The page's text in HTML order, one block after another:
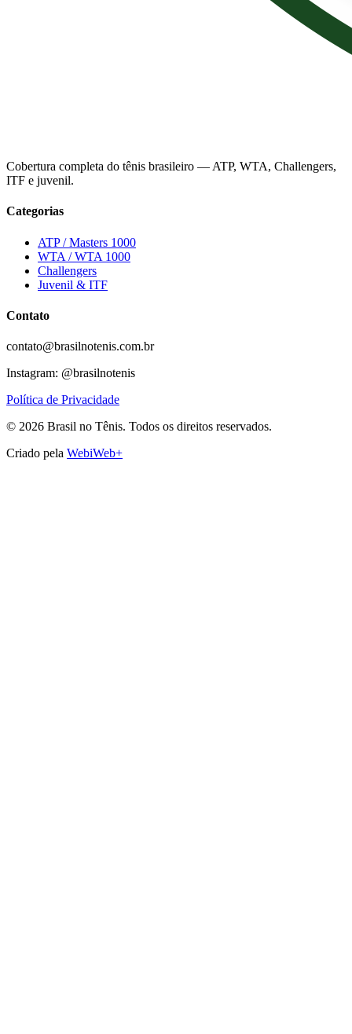
Cobertura completa do tênis brasileiro — ATP, WTA, Challengers,
ITF e juvenil.
Categorias
ATP / Masters 1000
WTA / WTA 1000
Challengers
Juvenil & ITF
Contato
contato@brasilnotenis.com.br
Instagram: @brasilnotenis
Política de Privacidade
© 2026 Brasil no Tênis. Todos os direitos reservados.
Criado pela WebiWeb+